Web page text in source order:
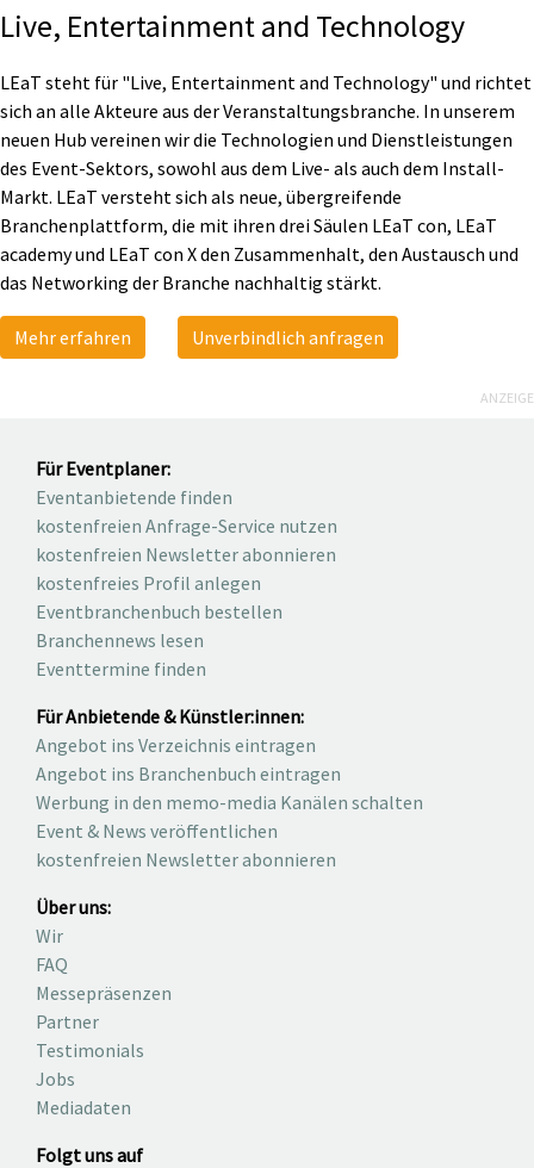
Live, Entertainment and Technology
LEaT steht für "Live, Entertainment and Technology" und richtet
sich an alle Akteure aus der Veranstaltungsbranche. In unserem
neuen Hub vereinen wir die Technologien und Dienstleistungen
des Event-Sektors, sowohl aus dem Live- als auch dem Install-
Markt. LEaT versteht sich als neue, übergreifende
Branchenplattform, die mit ihren drei Säulen LEaT con, LEaT
academy und LEaT con X den Zusammenhalt, den Austausch und
das Networking der Branche nachhaltig stärkt.
Mehr erfahren Unverbindlich anfragen
ANZEIGE
Für Eventplaner:
Eventanbietende finden
kostenfreien Anfrage-Service nutzen
kostenfreien Newsletter abonnieren
kostenfreies Profil anlegen
Eventbranchenbuch bestellen
Branchennews lesen
Eventtermine finden
Für Anbietende & Künstler:innen:
Angebot ins Verzeichnis eintragen
Angebot ins Branchenbuch eintragen
Werbung in den memo-media Kanälen schalten
Event & News veröffentlichen
kostenfreien Newsletter abonnieren
Über uns:
Wir
FAQ
Messepräsenzen
Partner
Testimonials
Jobs
Mediadaten
Folgt uns auf